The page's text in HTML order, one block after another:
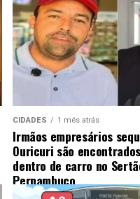
CIDADES 1 mês atrás
Irmãos empresários
Ouricuri são
dentro de carro no
Pernambuco